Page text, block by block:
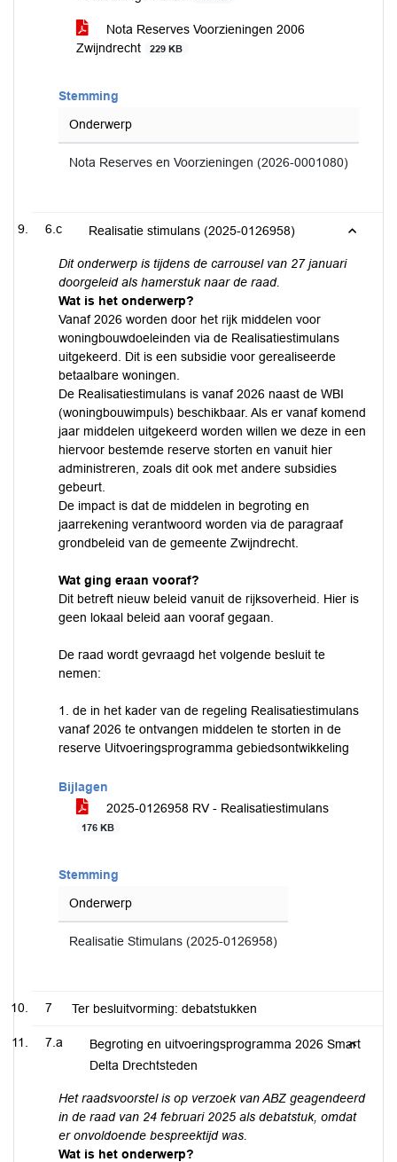
Nota Reserves Voorzieningen 2006
Zwijndrecht
229 KB
Stemming
Onderwerp
Nota Reserves en Voorzieningen (2026-0001080)
6.c Realisatie stimulans (2025-0126958)
Dit onderwerp is tijdens de carrousel van 27 januari
doorgeleid als hamerstuk naar de raad.
Wat is het onderwerp?
Vanaf 2026 worden door het rijk middelen voor
woningbouwdoeleinden via de Realisatiestimulans
uitgekeerd. Dit is een subsidie voor gerealiseerde
betaalbare woningen.
De Realisatiestimulans is vanaf 2026 naast de WBI
(woningbouwimpuls) beschikbaar. Als er vanaf komend
jaar middelen uitgekeerd worden willen we deze in een
hiervoor bestemde reserve storten en vanuit hier
administreren, zoals dit ook met andere subsidies
gebeurt.
De impact is dat de middelen in begroting en
jaarrekening verantwoord worden via de paragraaf
grondbeleid van de gemeente Zwijndrecht.
Wat ging eraan vooraf?
Dit betreft nieuw beleid vanuit de rijksoverheid. Hier is
geen lokaal beleid aan vooraf gegaan.
De raad wordt gevraagd het volgende besluit te
nemen:
1. de in het kader van de regeling Realisatiestimulans
vanaf 2026 te ontvangen middelen te storten in de
reserve Uitvoeringsprogramma gebiedsontwikkeling
Bijlagen
2025-0126958 RV - Realisatiestimulans
176 KB
Stemming
Onderwerp
Realisatie Stimulans (2025-0126958)
7 Ter besluitvorming: debatstukken
7.a
Begroting en uitvoeringsprogramma 2026 Smart
Delta Drechtsteden
Het raadsvoorstel is op verzoek van ABZ geagendeerd
in de raad van 24 februari 2025 als debatstuk, omdat
er onvoldoende bespreektijd was.
Wat is het onderwerp?